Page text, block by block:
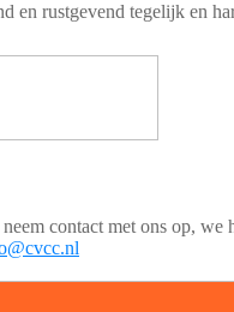
en rustgevend tegelijk en
contact met ons op, we